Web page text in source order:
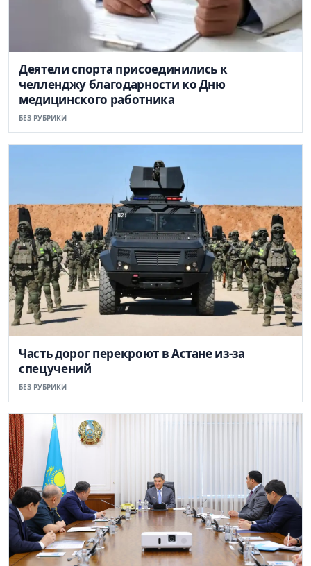
Деятели спорта присоединились к
челленджу благодарности ко Дню
медицинского работника
БЕЗ РУБРИКИ
Часть дорог перекроют в Астане из-за
спецучений
БЕЗ РУБРИКИ